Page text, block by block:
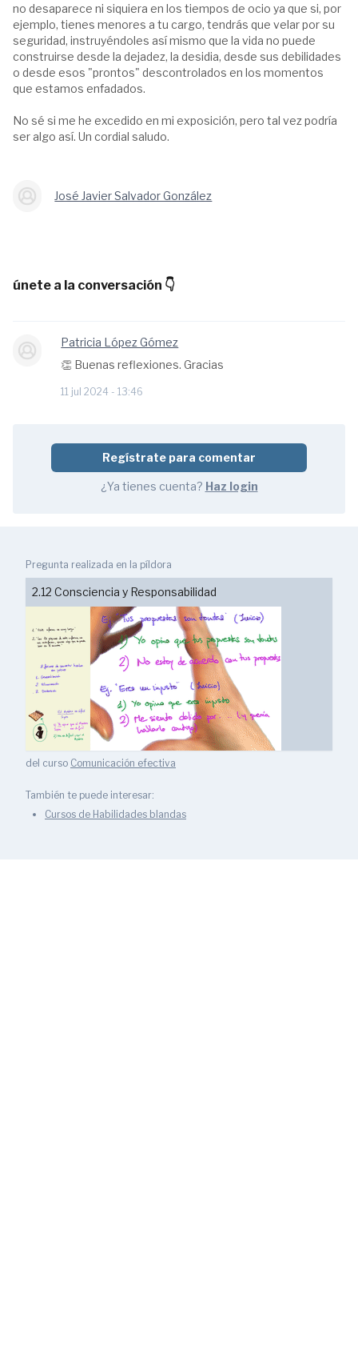
no desaparece ni siquiera en los tiempos de ocio ya que si, por
ejemplo, tienes menores a tu cargo, tendrás que velar por su
seguridad, instruyéndoles así mismo que la vida no puede
construirse desde la dejadez, la desidia, desde sus debilidades
o desde esos "prontos" descontrolados en los momentos
que estamos enfadados.
No sé si me he excedido en mi exposición, pero tal vez podría
ser algo así. Un cordial saludo.
José Javier Salvador González
únete a la conversación 👇
Patricia López Gómez
👏 Buenas reflexiones. Gracias
11 jul 2024 - 13:46
Regístrate para comentar
¿Ya tienes cuenta? Haz login
Pregunta realizada en la píldora
2.12 Consciencia y Responsabilidad
del curso Comunicación efectiva
También te puede interesar:
Cursos de Habilidades blandas